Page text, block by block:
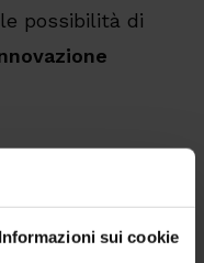
Informazioni sui cookie
possibilità di
che il
motore di chi
questo nel 2022